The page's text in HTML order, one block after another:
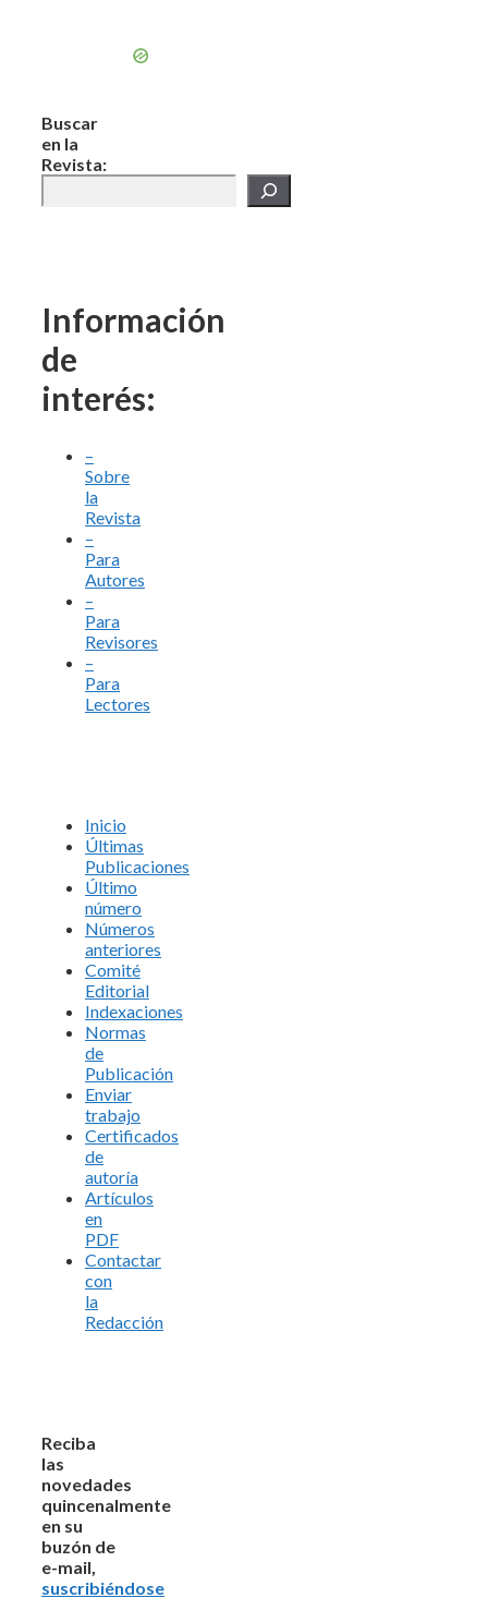
Buscar
en la
Revista:
Información
de
interés:
–
Sobre
la
Revista
–
Para
Autores
–
Para
Revisores
–
Para
Lectores
Inicio
Últimas
Publicaciones
Último
número
Números
anteriores
Comité
Editorial
Indexaciones
Normas
de
Publicación
Enviar
trabajo
Certificados
de
autoría
Artículos
en
PDF
Contactar
con
la
Redacción
Reciba
las
novedades
quincenalmente
en su
buzón de
e-mail,
suscribiéndose